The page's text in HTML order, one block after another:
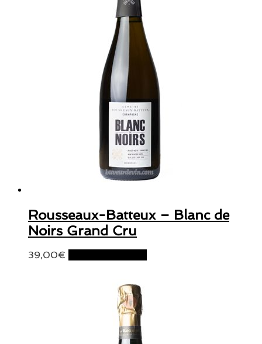
Rousseaux-Batteux – Blanc de
Noirs Grand Cru
39,00€